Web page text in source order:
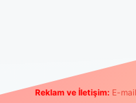
Reklam ve İletişim: E-